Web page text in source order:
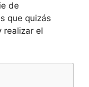
de
que quizás
realizar el